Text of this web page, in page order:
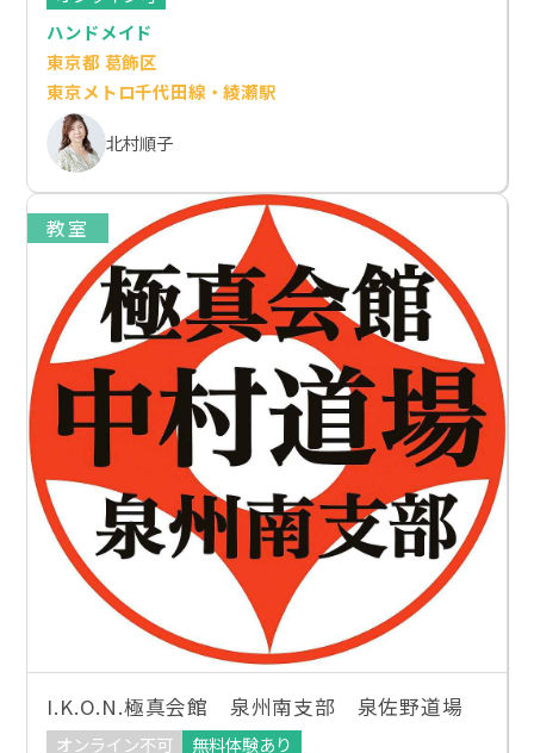
ハンドメイド
東京都 葛飾区
東京メトロ千代田線・綾瀬駅
北村順子
教室
I.K.O.N.極真会館 泉州南支部 泉佐野道場
オンライン不可
無料体験あり